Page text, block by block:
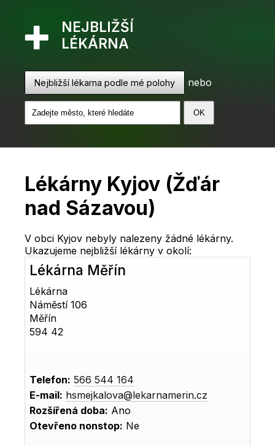
NEJBLIŽŠÍ
LÉKÁRNA
Nejbližší lékarna podle mé polohy nebo
Lékárny Kyjov (Žďár
nad Sázavou)
V obci Kyjov nebyly nalezeny žádné lékárny.
Ukazujeme nejbližší lékárny v okolí:
Lékárna Měřín
Lékárna
Náměstí 106
Měřín
594 42
Telefon: 566 544 164
E-mail: hsmejkalova@lekarnamerin.cz
Rozšířená doba: Ano
Otevřeno nonstop: Ne